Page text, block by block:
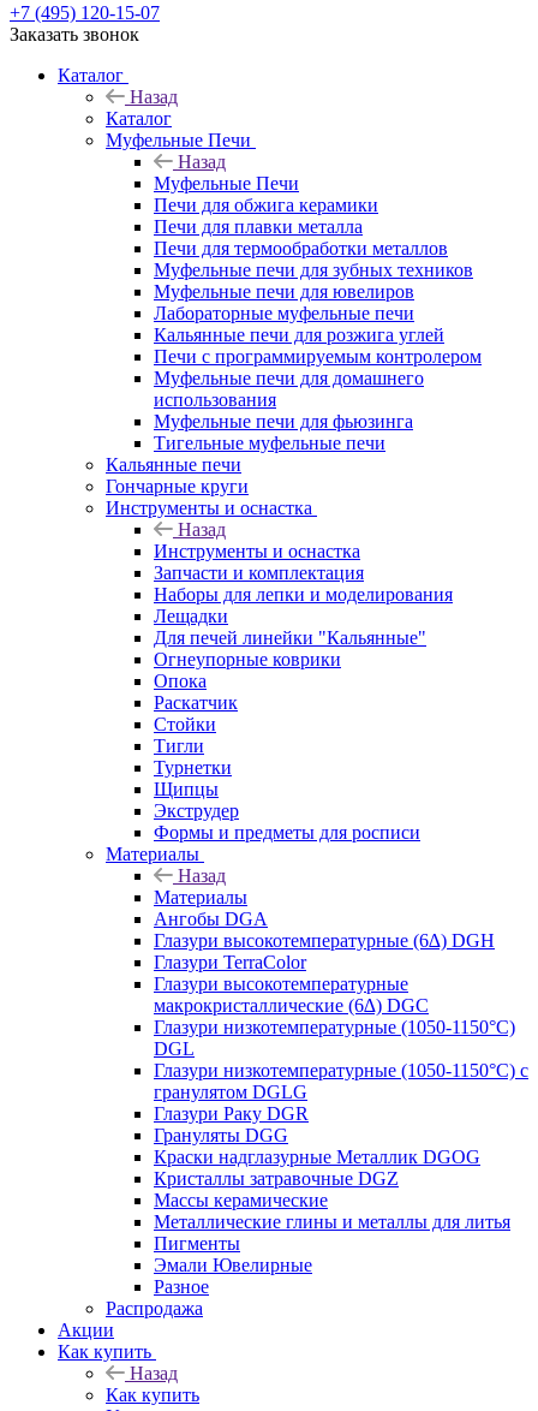
+7 (495) 120-15-07
Заказать звонок
Каталог
Назад
Каталог
Муфельные Печи
Назад
Муфельные Печи
Печи для обжига керамики
Печи для плавки металла
Печи для термообработки металлов
Муфельные печи для зубных техников
Муфельные печи для ювелиров
Лабораторные муфельные печи
Кальянные печи для розжига углей
Печи с программируемым контролером
Муфельные печи для домашнего
использования
Муфельные печи для фьюзинга
Тигельные муфельные печи
Кальянные печи
Гончарные круги
Инструменты и оснастка
Назад
Инструменты и оснастка
Запчасти и комплектация
Наборы для лепки и моделирования
Лещадки
Для печей линейки "Кальянные"
Огнеупорные коврики
Опока
Раскатчик
Стойки
Тигли
Турнетки
Щипцы
Экструдер
Формы и предметы для росписи
Материалы
Назад
Материалы
Ангобы DGA
Глазури высокотемпературные (6∆) DGH
Глазури TerraColor
Глазури высокотемпературные
макрокристаллические (6∆) DGC
Глазури низкотемпературные (1050-1150°С)
DGL
Глазури низкотемпературные (1050-1150°С) с
гранулятом DGLG
Глазури Раку DGR
Грануляты DGG
Краски надглазурные Металлик DGOG
Кристаллы затравочные DGZ
Массы керамические
Металлические глины и металлы для литья
Пигменты
Эмали Ювелирные
Разное
Распродажа
Акции
Как купить
Назад
Как купить